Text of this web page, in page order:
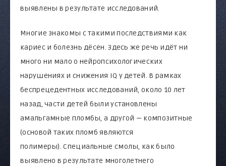
выявлены в результате исследований.
Многие знакомы с такими последствиями как
кариес и болезнь дёсен. Здесь же речь идёт ни
много ни мало о нейропсихологических
нарушениях и снижения IQ у детей. В рамках
беспрецедентных исследований, около 10 лет
назад, части детей были установлены
амальгамные пломбы, а другой — композитные
(основой таких пломб являются
полимеры). Специальные смолы, как было
выявлено в результате многолетнего